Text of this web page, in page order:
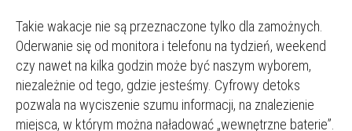
Takie wakacje nie są przeznaczone tylko dla zamożnych.
Oderwanie się od monitora i telefonu na tydzień, weekend
czy nawet na kilka godzin może być naszym wyborem,
niezależnie od tego, gdzie jesteśmy. Cyfrowy detoks
pozwala na wyciszenie szumu informacji, na znalezienie
miejsca, w którym można naładować „wewnętrzne baterie”.